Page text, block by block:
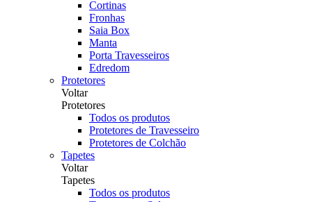
Cortinas
Fronhas
Saia Box
Manta
Porta Travesseiros
Edredom
Protetores
Voltar
Protetores
Todos os produtos
Protetores de Travesseiro
Protetores de Colchão
Tapetes
Voltar
Tapetes
Todos os produtos